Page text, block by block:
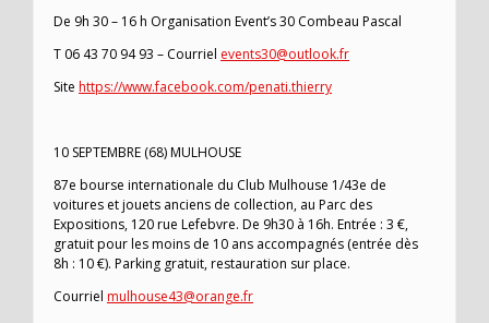
De 9h 30 – 16 h Organisation Event’s 30 Combeau Pascal
T 06 43 70 94 93 – Courriel events30@outlook.fr
Site https://www.facebook.com/penati.thierry
10 SEPTEMBRE (68) MULHOUSE
87e bourse internationale du Club Mulhouse 1/43e de
voitures et jouets anciens de collection, au Parc des
Expositions, 120 rue Lefebvre. De 9h30 à 16h. Entrée : 3 €,
gratuit pour les moins de 10 ans accompagnés (entrée dès
8h : 10 €). Parking gratuit, restauration sur place.
Courriel mulhouse43@orange.fr